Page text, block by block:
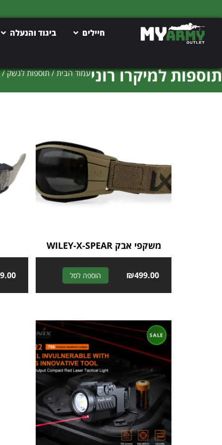
חיילים ביגוד והנעלה
תוספות למיקרו רוניעמוד הבית/תוספות לנשק/
משקפי אבק WILEY-X-SPEAR
₪499.00 הוספה לסל
r
n
t
i
v